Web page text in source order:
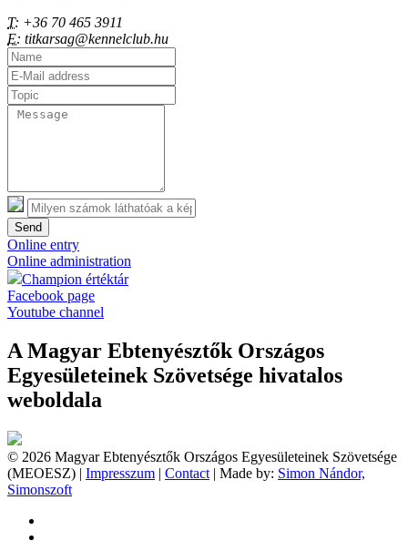
T: +36 70 465 3911
E: titkarsag@kennelclub.hu
Send
Online entry
Online administration
Champion értéktár
Facebook page
Youtube channel
A Magyar Ebtenyésztők Országos
Egyesületeinek Szövetsége hivatalos
weboldala
© 2026 Magyar Ebtenyésztők Országos Egyesületeinek Szövetsége
(MEOESZ) | Impresszum | Contact | Made by: Simon Nándor,
Simonszoft